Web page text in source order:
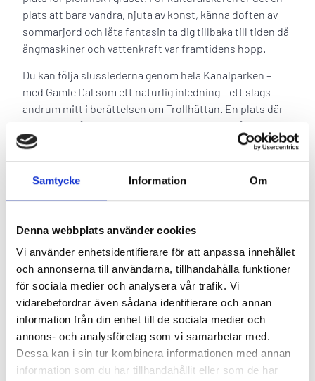
Samtycke Information Om
Denna webbplats använder cookies
Vi använder enhetsidentifierare för att anpassa innehållet
och annonserna till användarna, tillhandahålla funktioner
för sociala medier och analysera vår trafik. Vi
vidarebefordrar även sådana identifierare och annan
information från din enhet till de sociala medier och
annons- och analysföretag som vi samarbetar med.
Dessa kan i sin tur kombinera informationen med annan
information som du har tillhandahållit eller som de har
plats att bara vandra, njuta av konst, känna doften av
sommarjord och låta fantasin ta dig tillbaka till tiden då
ångmaskiner och vattenkraft var framtidens hopp.
Du kan följa slusslederna genom hela Kanalparken –
med Gamle Dal som ett naturlig inledning – ett slags
andrum mitt i berättelsen om Trollhättan. En plats där
historien står kvar, men där varje besök blir något nytt
Gamle Dal väntar på dig – stillsamt, vackert, och fullt av
Öppettider
Hitta hit!
Faciliteter
Mat & dryck
Att uppleva